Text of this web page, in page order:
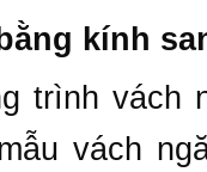
kính
trình
vách